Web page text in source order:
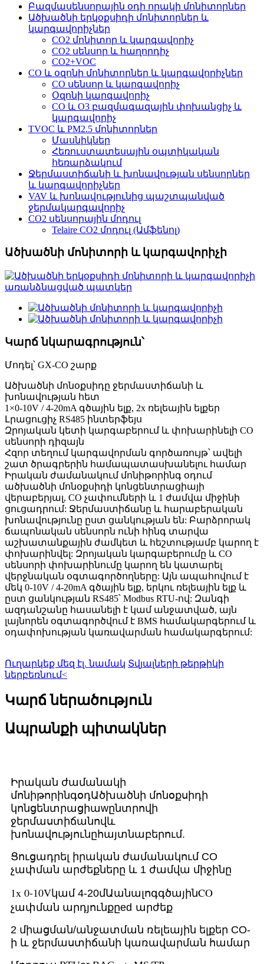
Բազմասենսորային օդի որակի մոնիտորներ
Ածխածնի երկօքսիդի մոնիտորներ և
կարգավորիչներ
CO2 մոնիտոր և կարգավորիչ
CO2 սենսոր և հաղորդիչ
CO2+VOC
CO և օզոնի մոնիտորներ և կարգավորիչներ
CO սենսոր և կարգավորիչ
Օզոնի կարգավորիչ
CO և O3 բազմագազային փոխանցիչ և
կարգավորիչ
TVOC և PM2.5 մոնիտորներ
Մասնիկներ
Հեռուստատեսային օպտիկական
հեռարձակում
Ջերմաստիճանի և խոնավության սենսորներ
և կարգավորիչներ
VAV և խոնավությունից պաշտպանված
ջերմակարգավորիչ
CO2 սենսորային մոդուլ
Telaire CO2 մոդուլ (Ամֆենոլ)
Ածխածնի մոնիտորի և կարգավորիչի
Կարճ նկարագրություն՝
Մոդել՝ GX-CO շարք
Ածխածնի մոնօքսիդը ջերմաստիճանի և
խոնավության հետ
1×0-10V / 4-20mA գծային ելք, 2x ռելեային ելքեր
Լրացուցիչ RS485 ինտերֆեյս
Զրոյական կետի կարգաբերում և փոխարինելի CO
սենսորի դիզայն
Հզոր տեղում կարգավորման գործառույթ՝ ավելի
շատ ծրագրերին համապատասխանելու համար
Իրական ժամանակում մոնիթորինգ օդում
ածխածնի մոնօքսիդի կոնցենտրացիայի
վերաբերյալ, CO չափումների և 1 ժամվա միջինի
ցուցադրում: Ջերմաստիճանը և հարաբերական
խոնավությունը ըստ ցանկության են: Բարձրորակ
ճապոնական սենսորն ունի հինգ տարվա
աշխատանքային ժամկետ և հեշտությամբ կարող է
փոխարինվել: Զրոյական կարգաբերումը և CO
սենսորի փոխարինումը կարող են կատարել
վերջնական օգտագործողները: Այն ապահովում է
մեկ 0-10V / 4-20mA գծային ելք, երկու ռելեային ելք և
ըստ ցանկության RS485՝ Modbus RTU-ով: Զանգի
ազդանշանը հասանելի է կամ անջատված, այն
լայնորեն օգտագործվում է BMS համակարգերում և
օդափոխության կառավարման համակարգերում:
Ուղարկեք մեզ էլ. նամակ Տվյալների թերթիկի
ներբեռնում<
Կարճ ներածություն
Ապրանքի պիտակներ
Իրական ժամանակի
մոնիթորինգօդԱծխածնի մոնօքսիդի
կոնցենտրացիաwընտրովի
ջերմաստիճանովև
խոնավությունը հայտնաբերում.
Ցուցադրել իրական ժամանակում CO
չափման արժեքները և 1 ժամվա միջինը
1x 0-10Vկամ 4-20մԱանալոգգծայինCO
չափման արդյունքըed արժեք
2 միացման/անջատման ռելեային ելքեր CO-
ի և ջերմաստիճանի կառավարման համար